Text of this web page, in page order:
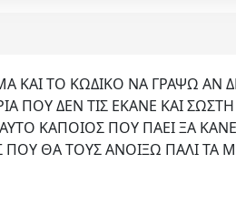
ΤΟ ΚΩΔΙΚΟ ΝΑ ΓΡΑΨΩ ΑΝ
ΠΟΥ ΔΕΝ ΤΙΣ ΕΚΑΝΕ ΚΑΙ
ΚΑΠΟΙΟΣ ΠΟΥ ΠΑΕΙ ΞΑ
ΠΟΥ ΘΑ ΤΟΥΣ ΑΝΟΙΞΩ ΠΑΛΙ